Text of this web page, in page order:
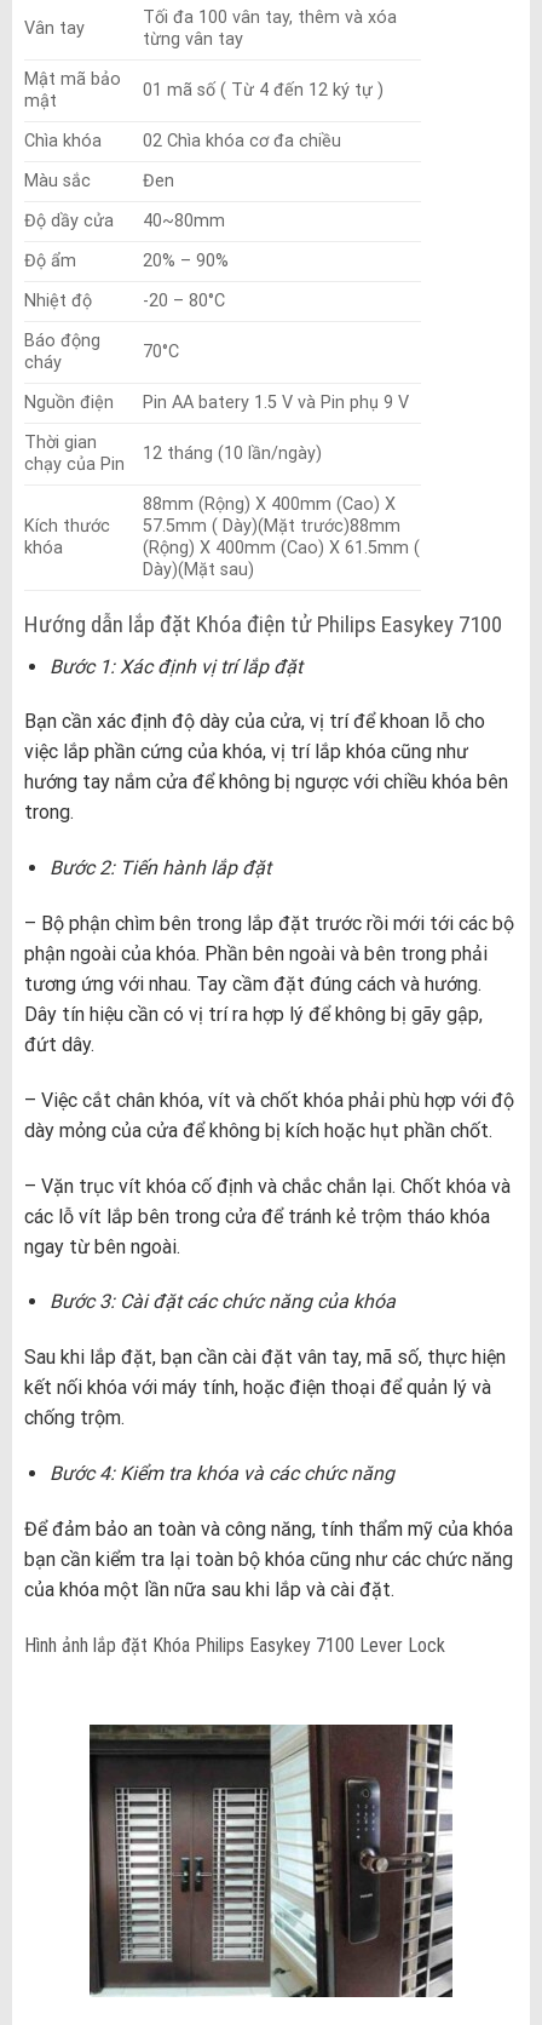
Vân tay
Tối đa 100 vân tay, thêm và xóa
từng vân tay
Mật mã bảo
mật
01 mã số ( Từ 4 đến 12 ký tự )
Chìa khóa
02 Chìa khóa cơ đa chiều
Màu sắc
Đen
Độ dầy cửa
40~80mm
Độ ẩm
20% – 90%
Nhiệt độ
-20 – 80°C
Báo động
cháy
70°C
Nguồn điện
Pin AA batery 1.5 V và Pin phụ 9 V
Thời gian
chạy của Pin
12 tháng (10 lần/ngày)
Kích thước
khóa
88mm (Rộng) X 400mm (Cao) X
57.5mm ( Dày)(Mặt trước)88mm
(Rộng) X 400mm (Cao) X 61.5mm (
Dày)(Mặt sau)
Hướng dẫn lắp đặt Khóa điện tử Philips Easykey 7100
Bước 1: Xác định vị trí lắp đặt
Bạn cần xác định độ dày của cửa, vị trí để khoan lỗ cho
việc lắp phần cứng của khóa, vị trí lắp khóa cũng như
hướng tay nắm cửa để không bị ngược với chiều khóa bên
trong.
Bước 2: Tiến hành lắp đặt
– Bộ phận chìm bên trong lắp đặt trước rồi mới tới các bộ
phận ngoài của khóa. Phần bên ngoài và bên trong phải
tương ứng với nhau. Tay cầm đặt đúng cách và hướng.
Dây tín hiệu cần có vị trí ra hợp lý để không bị gãy gập,
đứt dây.
– Việc cắt chân khóa, vít và chốt khóa phải phù hợp với độ
dày mỏng của cửa để không bị kích hoặc hụt phần chốt.
– Vặn trục vít khóa cố định và chắc chắn lại. Chốt khóa và
các lỗ vít lắp bên trong cửa để tránh kẻ trộm tháo khóa
ngay từ bên ngoài.
Bước 3: Cài đặt các chức năng của khóa
Sau khi lắp đặt, bạn cần cài đặt vân tay, mã số, thực hiện
kết nối khóa với máy tính, hoặc điện thoại để quản lý và
chống trộm.
Bước 4: Kiểm tra khóa và các chức năng
Để đảm bảo an toàn và công năng, tính thẩm mỹ của khóa
bạn cần kiểm tra lại toàn bộ khóa cũng như các chức năng
của khóa một lần nữa sau khi lắp và cài đặt.
Hình ảnh lắp đặt Khóa Philips Easykey 7100 Lever Lock